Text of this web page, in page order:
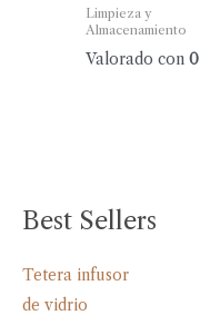
Limpieza y
Almacenamiento
Valorado con0
Best Sellers
Tetera infusor
de vidrio